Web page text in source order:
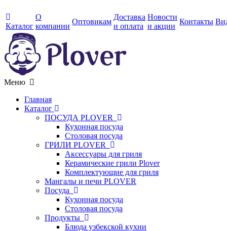
Каталог
О
компании
Оптовикам
Доставка
и оплата
Новости
и акции
Контакты
Меню
Главная
Каталог
ПОСУДА PLOVER
Кухонная посуда
Столовая посуда
ГРИЛИ PLOVER
Аксессуары для гриля
Керамические грили Plover
Комплектующие для гриля
Мангалы и печи PLOVER
Посуда
Кухонная посуда
Столовая посуда
Продукты
Блюда узбекской кухни